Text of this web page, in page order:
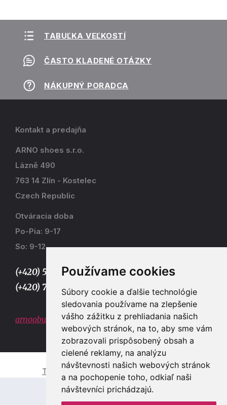
Používame cookies
Súbory cookie a ďalšie technológie
sledovania používame na zlepšenie
vášho zážitku z prehliadania našich
webových stránok, na to, aby sme vám
zobrazovali prispôsobený obsah a
cielené reklamy, na analýzu
návštevnosti našich webových stránok
a na pochopenie toho, odkiaľ naši
návštevníci prichádzajú.
TABUĽKA VEĽKOSTÍ
ČASTO KLADENÉ OTÁZKY
NÁKUPNÝ PORADCA
Kontakt a predajňa
ARNO shoes s.r.o.
Lázně 490
763 14 Zlín - Kostelec
Czech Republic
Otváracia doba
Po-Pia: 9-17
So: 9-12
(+420) 577 915 036,
(+420) 773 667 390
arnoobuv@gmail.com
Tvorba e-shopů a webových stránek Zlín